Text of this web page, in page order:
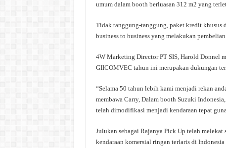
umum dalam booth berluasan 312 m2 yang
Tidak tanggung-tanggung, paket kredit khusus
business to business yang melakukan
4W Marketing Director PT SIS, Harold Donnel
GIICOMVEC tahun ini merupakan dukungan
“Selama 50 tahun lebih kami menjadi rekan
membawa Carry, Dalam booth Suzuki
telah dimodifikasi menjadi kendaraan tepat
Julukan sebagai Rajanya Pick Up telah
kendaraan komersial ringan terlaris di